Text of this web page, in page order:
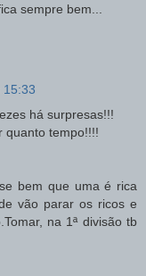
sempre bem...
15:33
há surpresas!!!
quanto tempo!!!!
bem que uma é rica
vão parar os ricos e
na 1ª divisão tb